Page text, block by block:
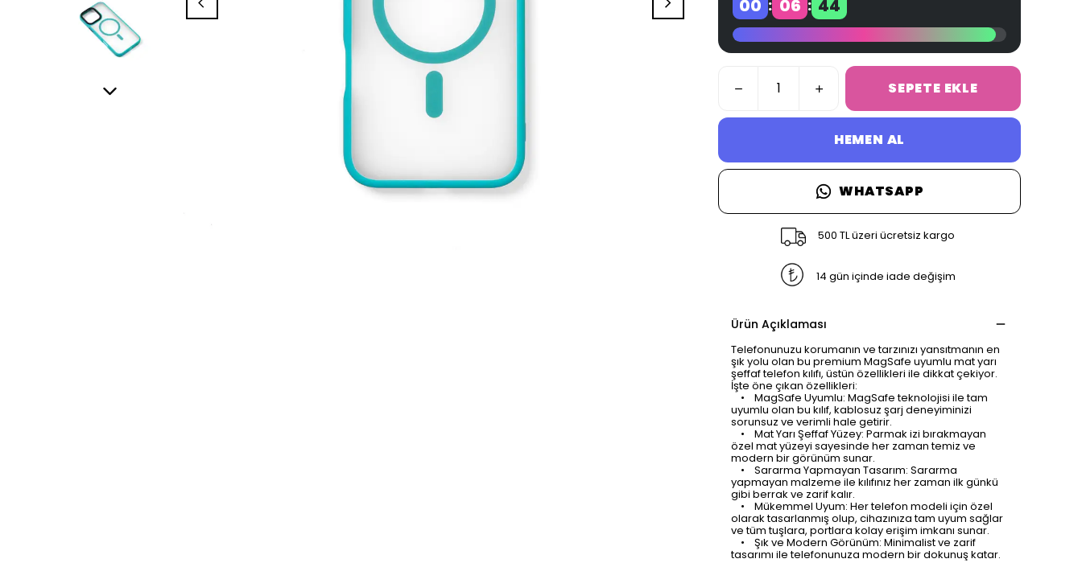
00 : 06 : 43
SEPETE EKLE
HEMEN AL
WHATSAPP
500 TL üzeri ücretsiz kargo
14 gün içinde iade değişim
Ürün Açıklaması
Telefonunuzu korumanın ve tarzınızı yansıtmanın en
şık yolu olan bu premium MagSafe uyumlu mat yarı
şeffaf telefon kılıfı, üstün özellikleri ile dikkat çekiyor.
İşte öne çıkan özellikleri:
• MagSafe Uyumlu: MagSafe teknolojisi ile tam
uyumlu olan bu kılıf, kablosuz şarj deneyiminizi
sorunsuz ve verimli hale getirir.
• Mat Yarı Şeffaf Yüzey: Parmak izi bırakmayan
özel mat yüzeyi sayesinde her zaman temiz ve
modern bir görünüm sunar.
• Sararma Yapmayan Tasarım: Sararma
yapmayan malzeme ile kılıfınız her zaman ilk günkü
gibi berrak ve zarif kalır.
• Mükemmel Uyum: Her telefon modeli için özel
olarak tasarlanmış olup, cihazınıza tam uyum sağlar
ve tüm tuşlara, portlara kolay erişim imkanı sunar.
• Şık ve Modern Görünüm: Minimalist ve zarif
tasarımı ile telefonunuza modern bir dokunuş katar.